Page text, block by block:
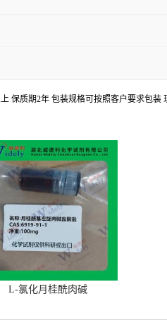
保质期2年 包装规格可按照客户要求包装
L-氯化月桂酰肉碱